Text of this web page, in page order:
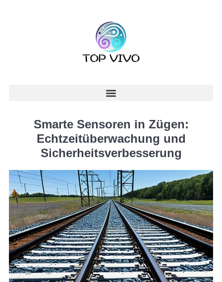
Smarte Sensoren in Zügen:
Echtzeitüberwachung und
Sicherheitsverbesserung